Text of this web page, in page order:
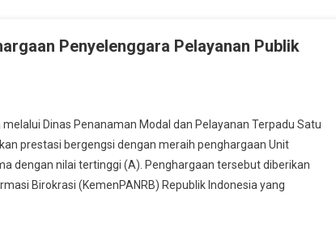
Penyelenggara Pelayanan Publik
Dinas Penanaman Modal dan Pelayanan Terpadu Satu
prestasi bergengsi dengan meraih penghargaan Unit
dengan nilai tertinggi (A). Penghargaan tersebut diberikan
Birokrasi (KemenPANRB) Republik Indonesia yang